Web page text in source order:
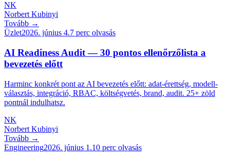
NK
Norbert Kubinyi
Tovább →
Üzlet2026. június 4.7 perc olvasás
AI Readiness Audit — 30 pontos ellenőrzőlista a
bevezetés előtt
Harminc konkrét pont az AI bevezetés előtt: adat-érettség, modell-
választás, integráció, RBAC, költségvetés, brand, audit. 25+ zöld
pontnál indulhatsz.
NK
Norbert Kubinyi
Tovább →
Engineering2026. június 1.10 perc olvasás